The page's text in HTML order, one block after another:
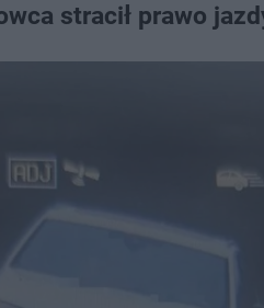
stracił prawo